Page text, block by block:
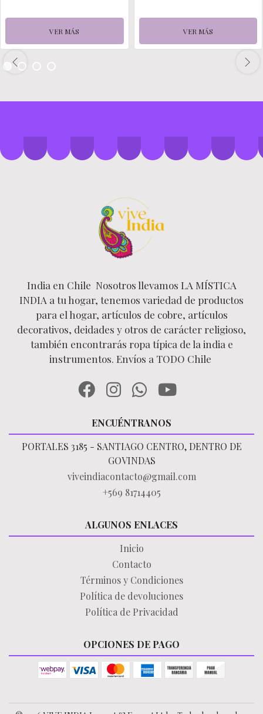
VER MÁS VER MÁS
India en Chile Nosotros llevamos LA MÍSTICA
INDIA a tu hogar, tenemos variedad de productos
para el hogar, artículos de cobre, artículos
decorativos, deidades y otros de carácter religioso,
también encontrarás ropa típica de la india e
instrumentos. Envíos a TODO Chile
ENCUÉNTRANOS
PORTALES 3185 - SANTIAGO CENTRO, DENTRO DE
GOVINDAS
viveindiacontacto@gmail.com
+569 81714405
ALGUNOS ENLACES
Inicio
Contacto
Términos y Condiciones
Política de devoluciones
Política de Privacidad
OPCIONES DE PAGO